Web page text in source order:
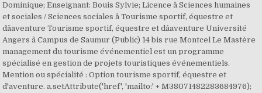
Dominique; Enseignant: Bouis Sylvie; Licence â Sciences humaines
et sociales / Sciences sociales â Tourisme sportif, équestre et
dâaventure Tourisme sportif, équestre et dâaventure Université
Angers â Campus de Saumur (Public) 14 bis rue Montcel Le Mastère
management du tourisme événementiel est un programme
spécialisé en gestion de projets touristiques événementiels.
Mention ou spécialité : Option tourisme sportif, équestre et
d'aventure. a.setAttribute('href', 'mailto:' + M38071482283684976);